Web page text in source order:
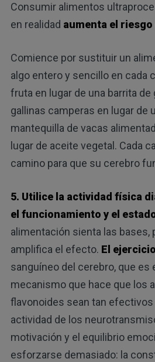
Consumir alimentos
en realidad aumenta el
Comience por sustituir un
algo entero y sencillo en cada
fruta en lugar de una barrita de
gallinas camperas en lugar de
mantequilla de vacas
lugar de aceite vegetal. Cada
camino para que su cerebro
5. Utilice la actividad física
el funcionamiento y el
alimentación sienta las bases,
amplifica el efecto. El ejercicio
sanguíneo del cerebro, que es
mecanismo que hace que los
flavonoides sean tan efectivos
actividad de los
motivación y el equilibrio
esforzarse demasiado: la